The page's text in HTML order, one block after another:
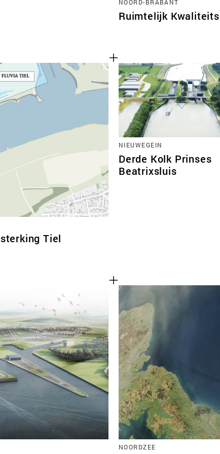
NOORD-BRABANT
Ruimtelijk
Tiel
NIEUWEGEIN
Derde Kolk Prinses
Beatrixsluis
NOORDZEE